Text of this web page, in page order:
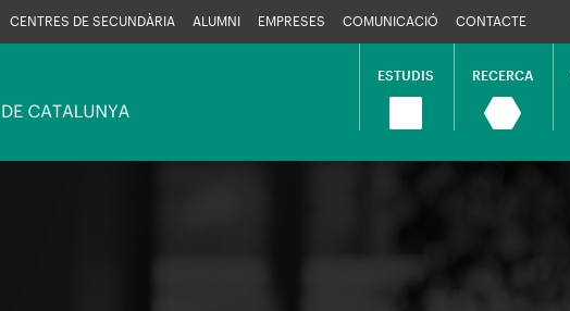
CENTRES DE SECUNDÀRIA ALUMNI EMPRESES COMUNICACIÓ CONTACTE
Navegació
ESTUDIS RECERCA